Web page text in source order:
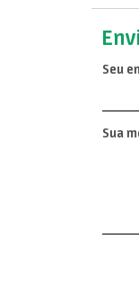
Seu
Sua